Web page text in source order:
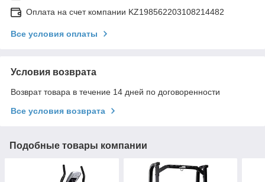
Оплата на счет компании KZ198562203108214482
Все условия оплаты
Условия возврата
Возврат товара в течение 14 дней по договоренности
Все условия возврата
Подобные товары компании